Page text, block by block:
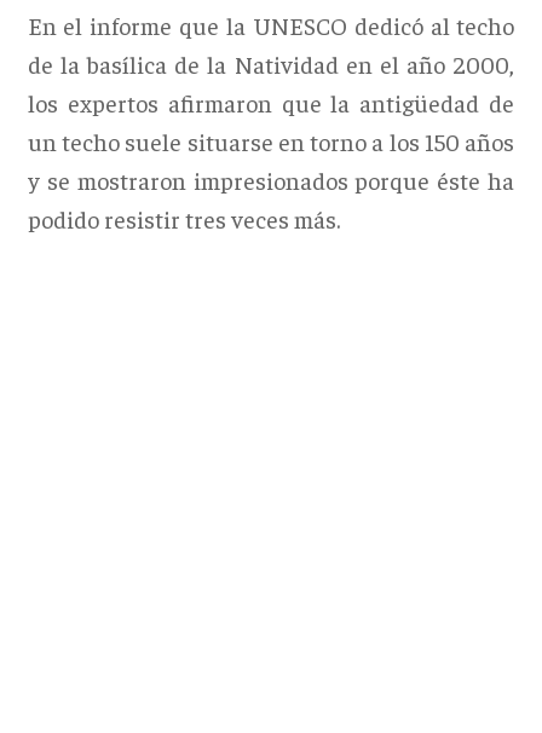
En el informe que la UNESCO dedicó al techo
de la basílica de la Natividad en el año 2000,
los expertos afirmaron que la antigüedad de
un techo suele situarse en torno a los 150 años
y se mostraron impresionados porque éste ha
podido resistir tres veces más.